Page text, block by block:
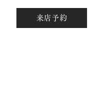
来店予約